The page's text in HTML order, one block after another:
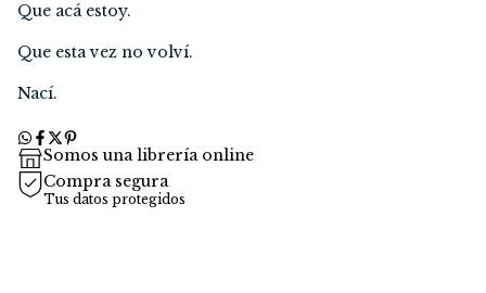
Que acá estoy.
Que esta vez no volví.
Nací.
Somos una librería online
Compra segura
Tus datos protegidos